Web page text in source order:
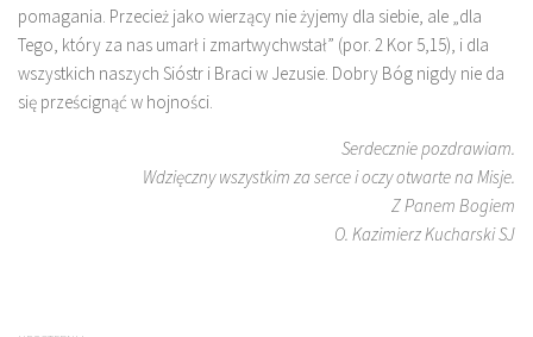
pomagania. Przecież jako wierzący nie żyjemy dla siebie, ale „dla
Tego, który za nas umarł i zmartwychwstał” (por. 2 Kor 5,15), i dla
wszystkich naszych Sióstr i Braci w Jezusie. Dobry Bóg nigdy nie da
się prześcignąć w hojności.
Serdecznie pozdrawiam.
Wdzięczny wszystkim za serce i oczy otwarte na Misje.
Z Panem Bogiem
O. Kazimierz Kucharski SJ